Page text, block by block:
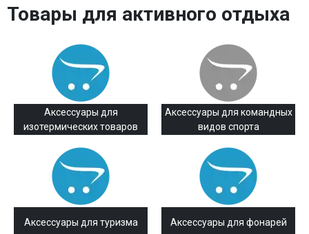
Товары для активного отдыха
Аксессуары для
изотермических товаров
Аксессуары для командных
видов спорта
Аксессуары для туризма Аксессуары для фонарей